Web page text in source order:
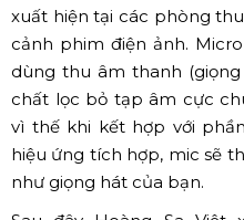
xuất hiện tại các phòng
cảnh phim điện ảnh.
dùng thu âm thanh
chất lọc bỏ tạp âm cực
vì thế khi kết hợp với
hiệu ứng tích hợp, mic sẽ
như giọng hát của bạn.